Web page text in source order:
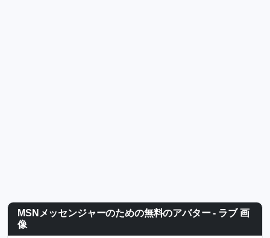
MSNメッセンジャーのための無料のアバター - ラブ 画
像